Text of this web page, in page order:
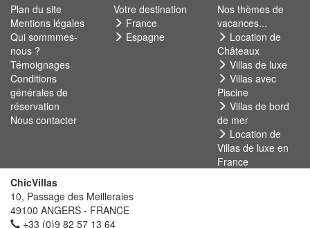
Plan du site
Mentions légales
Qui sommmes-
nous ?
Témoignages
Conditions
générales de
réservation
Nous contacter
Votre destination
France
Espagne
Nos thèmes de
vacances...
Location de
Châteaux
Villas de luxe
Villas avec
Piscine
Villas de bord
de mer
Location de
Villas de luxe en
France
ChicVillas
10, Passage des Meilleraies
49100 ANGERS - FRANCE
+33 (0)9 82 57 13 64